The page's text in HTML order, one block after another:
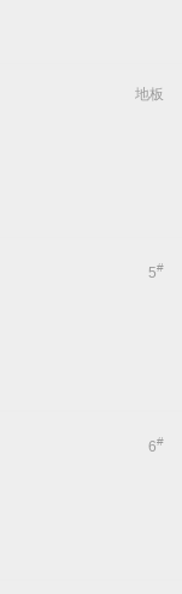
地板
5#
6#